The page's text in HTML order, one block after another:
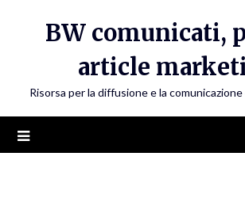
BW comunicati,
article
Risorsa per la diffusione e la